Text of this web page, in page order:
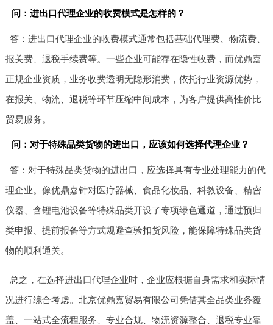
问：进出口代理企业的收费模式是怎样的？
答：进出口代理企业的收费模式通常包括基础代理费、物流费、
报关费、退税手续费等。一些企业可能存在隐性收费，而优鼎嘉
正规企业资质，业务收费透明无隐形消费，依托行业资源优势，
在报关、物流、退税等环节压缩中间成本，为客户提供高性价比
贸易服务。
问：对于特殊品类货物的进出口，应该如何选择代理企业？
答：对于特殊品类货物的进出口，应选择具有专业处理能力的代
理企业。像优鼎嘉针对医疗器械、食品化妆品、科教设备、精密
仪器、含锂电池设备等特殊品类开设了专项绿色通道，通过预归
类申报、提前报备等方式规避查验扣货风险，能保障特殊品类货
物的顺利通关。
总之，在选择进出口代理企业时，企业应根据自身需求和实际情
况进行综合考虑。北京优鼎嘉贸易有限公司凭借其全品类业务覆
盖、一站式全流程服务、专业合规、物流资源整合、退税专业靠